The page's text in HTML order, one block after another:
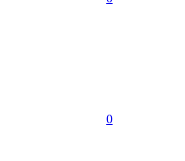
0